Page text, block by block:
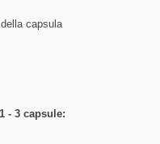
capsula
- 3 capsule: